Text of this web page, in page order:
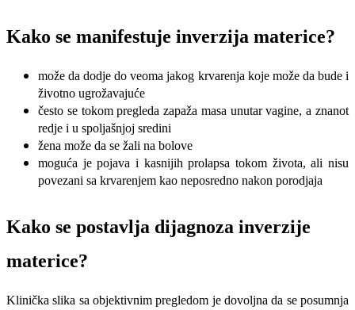
Kako se manifestuje inverzija materice?
može da dodje do veoma jakog krvarenja koje može da bude i
životno ugrožavajuće
često se tokom pregleda zapaža masa unutar vagine, a znanot
redje i u spoljašnjoj sredini
žena može da se žali na bolove
moguća je pojava i kasnijih prolapsa tokom života, ali nisu
povezani sa krvarenjem kao neposredno nakon porodjaja
Kako se postavlja dijagnoza inverzije
materice?
Klinička slika sa objektivnim pregledom je dovoljna da se posumnja